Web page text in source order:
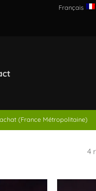
Français
(France Métropolitaine)
4